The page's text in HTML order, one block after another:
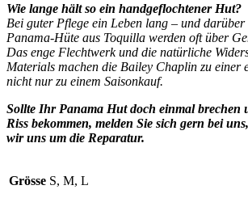
Wie lange hält so ein handgeflochtener Hut?
Bei guter Pflege ein Leben lang – und
Panama-Hüte aus Toquilla werden oft über
Das enge Flechtwerk und die natürliche
Materials machen die Bailey Chaplin zu einer
nicht nur zu einem Saisonkauf.
Sollte Ihr Panama Hut doch einmal brechen
Riss bekommen, melden Sie sich gern bei
wir uns um die Reparatur.
Grösse S, M, L